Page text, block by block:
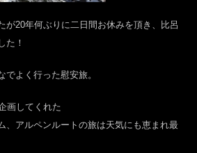
が20年何ぶりに二日間お休みを頂き、比呂
た！
よく行った慰安旅。
画してくれた
、アルペンルートの旅は天気にも恵まれ最